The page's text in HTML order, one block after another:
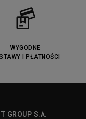
WYGODNE
I PŁATNOŚCI
GROUP S.A.